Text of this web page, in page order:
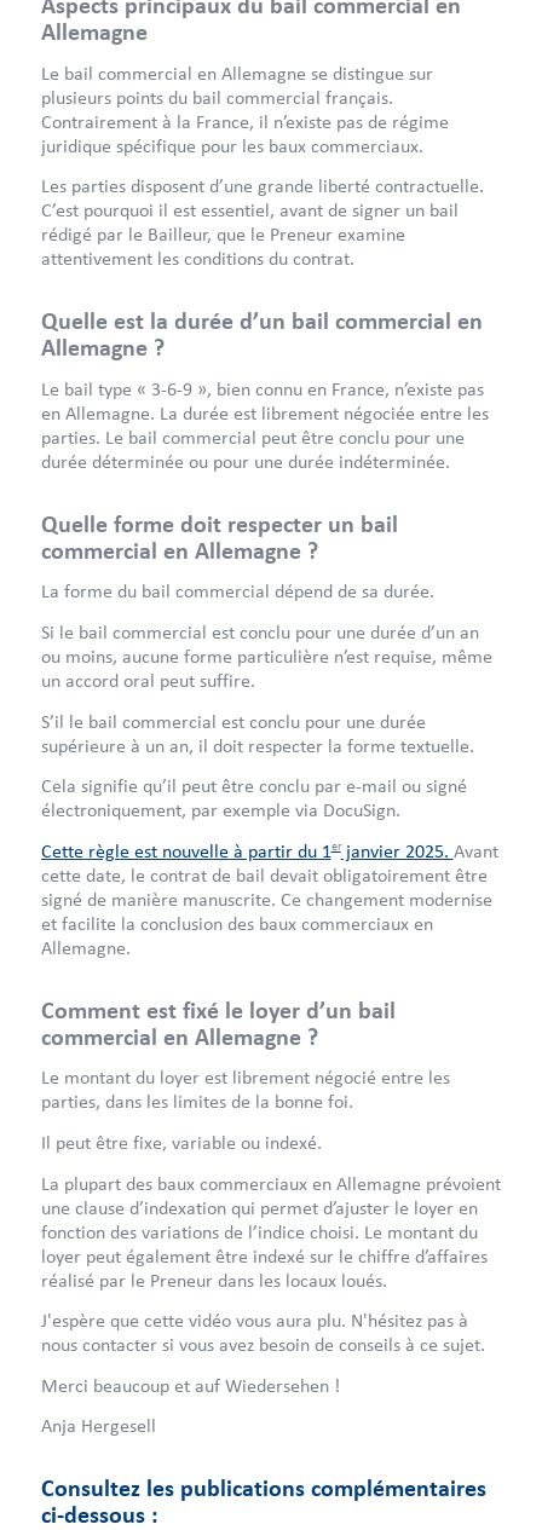
Allemagne
Le bail commercial en Allemagne se distingue sur
plusieurs points du bail commercial français.
Contrairement à la France, il n’existe pas de régime
juridique spécifique pour les baux commerciaux.
Les parties disposent d’une grande liberté contractuelle.
C’est pourquoi il est essentiel, avant de signer un bail
rédigé par le Bailleur, que le Preneur examine
attentivement les conditions du contrat.
Quelle est la durée d’un bail commercial en
Allemagne ?
Le bail type « 3-6-9 », bien connu en France, n’existe pas
en Allemagne. La durée est librement négociée entre les
parties. Le bail commercial peut être conclu pour une
durée déterminée ou pour une durée indéterminée.
Quelle forme doit respecter un bail
commercial en Allemagne ?
La forme du bail commercial dépend de sa durée.
Si le bail commercial est conclu pour une durée d’un an
ou moins, aucune forme particulière n’est requise, même
un accord oral peut suffire.
S’il le bail commercial est conclu pour une durée
supérieure à un an, il doit respecter la forme textuelle.
Cela signifie qu’il peut être conclu par e-mail ou signé
électroniquement, par exemple via DocuSign.
Cette règle est nouvelle à partir du 1erjanvier 2025. Avant
cette date, le contrat de bail devait obligatoirement être
signé de manière manuscrite. Ce changement modernise
et facilite la conclusion des baux commerciaux en
Allemagne.
Comment est fixé le loyer d’un bail
commercial en Allemagne ?
Le montant du loyer est librement négocié entre les
parties, dans les limites de la bonne foi.
Il peut être fixe, variable ou indexé.
La plupart des baux commerciaux en Allemagne prévoient
une clause d’indexation qui permet d’ajuster le loyer en
fonction des variations de l’indice choisi. Le montant du
loyer peut également être indexé sur le chiffre d’affaires
réalisé par le Preneur dans les locaux loués.
J'espère que cette vidéo vous aura plu. N'hésitez pas à
nous contacter si vous avez besoin de conseils à ce sujet.
Merci beaucoup et auf Wiedersehen !
Anja Hergesell
Consultez les publications complémentaires
ci-dessous :